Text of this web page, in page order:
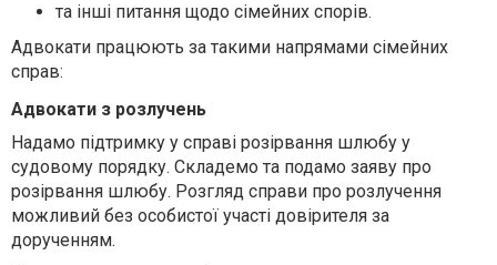
та інші питання щодо сімейних спорів.
Адвокати працюють за такими напрямами сімейних
справ:
Адвокати з розлучень
Надамо підтримку у справі розірвання шлюбу у
судовому порядку. Складемо та подамо заяву про
розірвання шлюбу. Розгляд справи про розлучення
можливий без особистої участі довірителя за
дорученням.